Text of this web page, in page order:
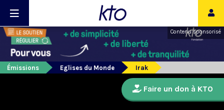
Contenu sponsorisé
Émissions Eglises du Monde Irak
Faire un don à KTO